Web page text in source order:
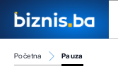
Početna Pauza